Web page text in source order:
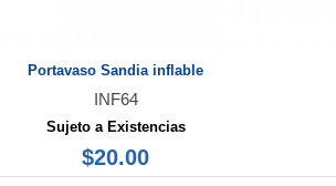
Portavaso Sandia inflable
INF64
Sujeto a Existencias
$20.00